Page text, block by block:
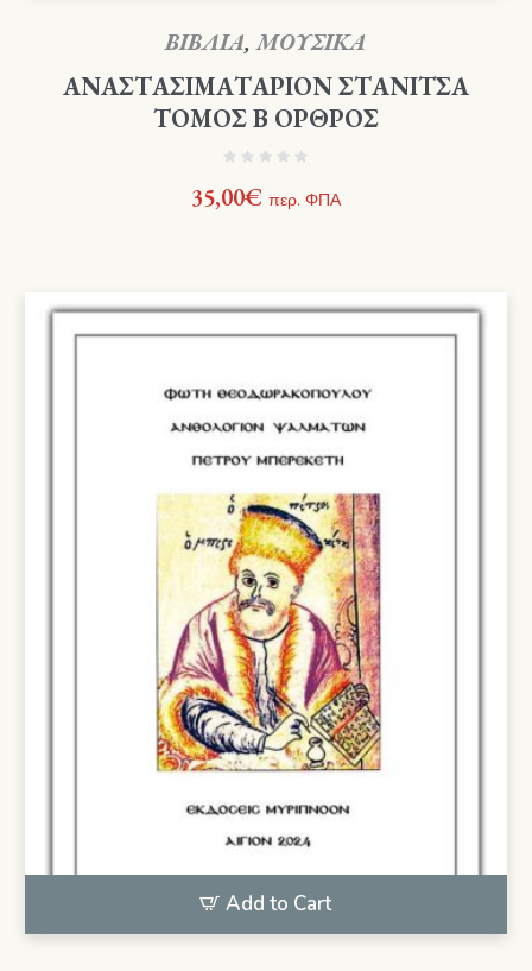
ΒΙΒΛΙΑ,ΜΟΥΣΙΚΑ
ΑΝΑΣΤΑΣΙΜΑΤΑΡΙΟΝ ΣΤΑΝΙΤΣΑ
ΤΟΜΟΣ Β ΟΡΘΡΟΣ
35,00€ περ. ΦΠΑ
Add to Cart